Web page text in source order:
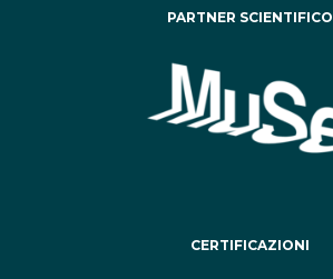
PARTNER SCIENTIFICO
CERTIFICAZIONI